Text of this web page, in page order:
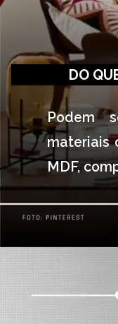
Podem
materiais
MDF,
DO